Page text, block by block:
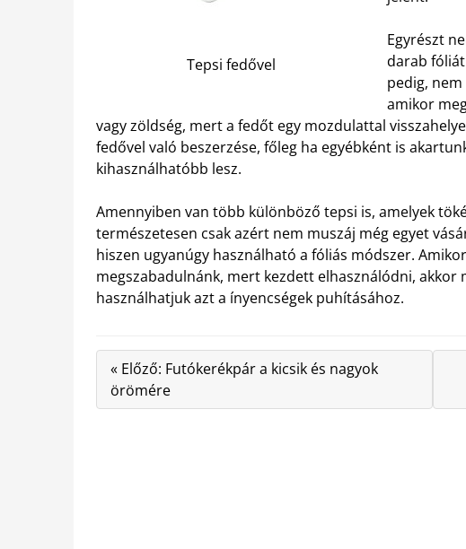
Tepsi fedővel
Egyrészt
darab
pedig,
amikor
vagy zöldség, mert a fedőt egy mozdulattal
fedővel való beszerzése, főleg ha egyébként is
kihasználhatóbb lesz.
Amennyiben van több különböző tepsi is, amelyek
természetesen csak azért nem muszáj még egyet
hiszen ugyanúgy használható a fóliás módszer.
megszabadulnánk, mert kezdett elhasználódni, akkor
használhatjuk azt a ínyencségek puhításához.
« Előző: Futókerékpár a kicsik és nagyok
örömére